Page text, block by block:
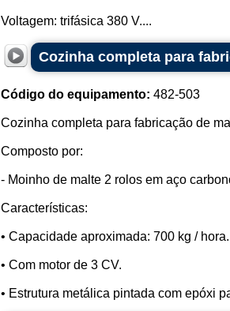
Voltagem: trifásica 380 V....
Cozinha completa para
Código do equipamento: 482-503
Cozinha completa para fabricação de
Composto por:
- Moinho de malte 2 rolos em aço
Características:
• Capacidade aproximada: 700 kg / hora.
• Com motor de 3 CV.
• Estrutura metálica pintada com epóxi